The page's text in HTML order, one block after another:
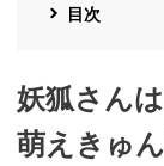
目次
妖狐さん
萌えきゅ